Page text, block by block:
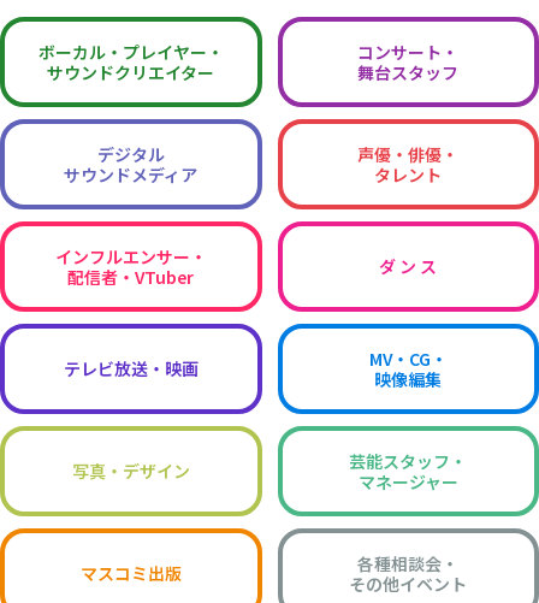
ボーカル・ プレイヤー・
サウンドクリエイター
コンサート・
舞台スタッフ
デジタル
サウンドメディア
声優・俳優・
タレント
インフルエンサー・
配信者・VTuber
ダ ン ス
テレビ放送・映画
MV・CG・
映像編集
写真・デザイン
芸能スタッフ・
マネージャー
マスコミ出版
各種相談会・
その他イベント